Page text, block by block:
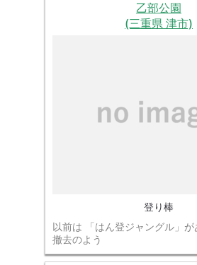
乙部公園
(三重県 津市)
登り棒
以前は 「はん登ジャングル」
撤去のよう